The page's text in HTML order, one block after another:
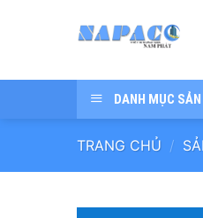
dung
DANH MỤC
TRANG CHỦ /